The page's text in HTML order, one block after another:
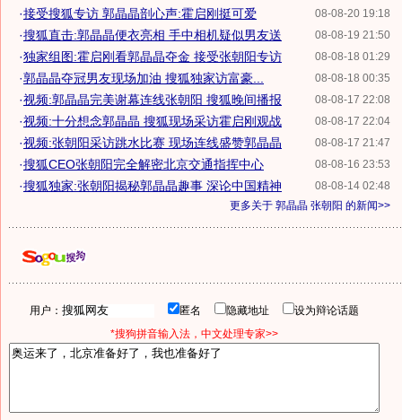
08-08-20 19:18
·接受搜狐专访 郭晶晶剖心声:霍启刚挺可爱
08-08-19 21:50
·搜狐直击:郭晶晶便衣亮相 手中相机疑似男友送
08-08-18 01:29
·独家组图:霍启刚看郭晶晶夺金 接受张朝阳专访
08-08-18 00:35
·郭晶晶夺冠男友现场加油 搜狐独家访富豪...
08-08-17 22:08
·视频:郭晶晶完美谢幕连线张朝阳 搜狐晚间播报
08-08-17 22:04
·视频:十分想念郭晶晶 搜狐现场采访霍启刚观战
08-08-17 21:47
·视频:张朝阳采访跳水比赛 现场连线盛赞郭晶晶
08-08-16 23:53
·搜狐CEO张朝阳完全解密北京交通指挥中心
08-08-14 02:48
·搜狐独家:张朝阳揭秘郭晶晶趣事 深论中国精神
更多关于 郭晶晶 张朝阳 的新闻>>
用户： 匿名 隐藏地址
设为辩论话题
*搜狗拼音输入法，中文处理专家>>